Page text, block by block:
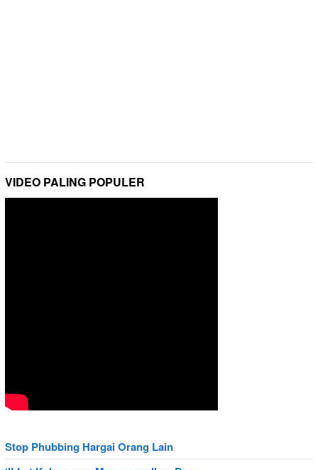
VIDEO PALING POPULER
Stop Phubbing Hargai Orang Lain